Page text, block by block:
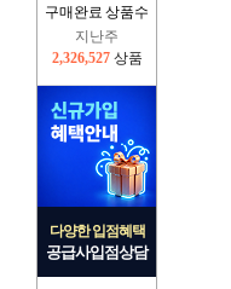
구매완료 상품수
이번주
2,228,440 상품
다양한 입점혜택
공급사입점상담